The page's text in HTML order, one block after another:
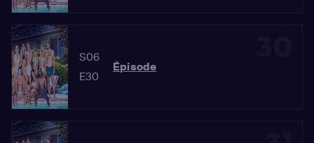
S06
E30
Épisode